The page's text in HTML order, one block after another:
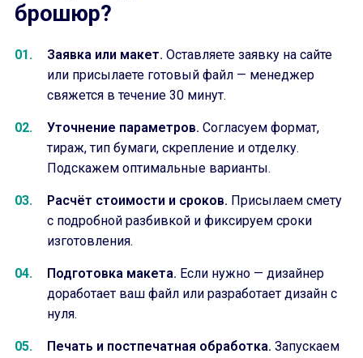
брошюр?
Заявка или макет. Оставляете заявку на сайте
или присылаете готовый файл — менеджер
свяжется в течение 30 минут.
Уточнение параметров. Согласуем формат,
тираж, тип бумаги, скрепление и отделку.
Подскажем оптимальные варианты.
Расчёт стоимости и сроков. Присылаем смету
с подробной разбивкой и фиксируем сроки
изготовления.
Подготовка макета. Если нужно — дизайнер
доработает ваш файл или разработает дизайн с
нуля.
Печать и постпечатная обработка. Запускаем